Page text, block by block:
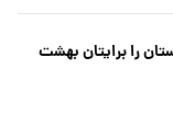
را برایتان بهشت